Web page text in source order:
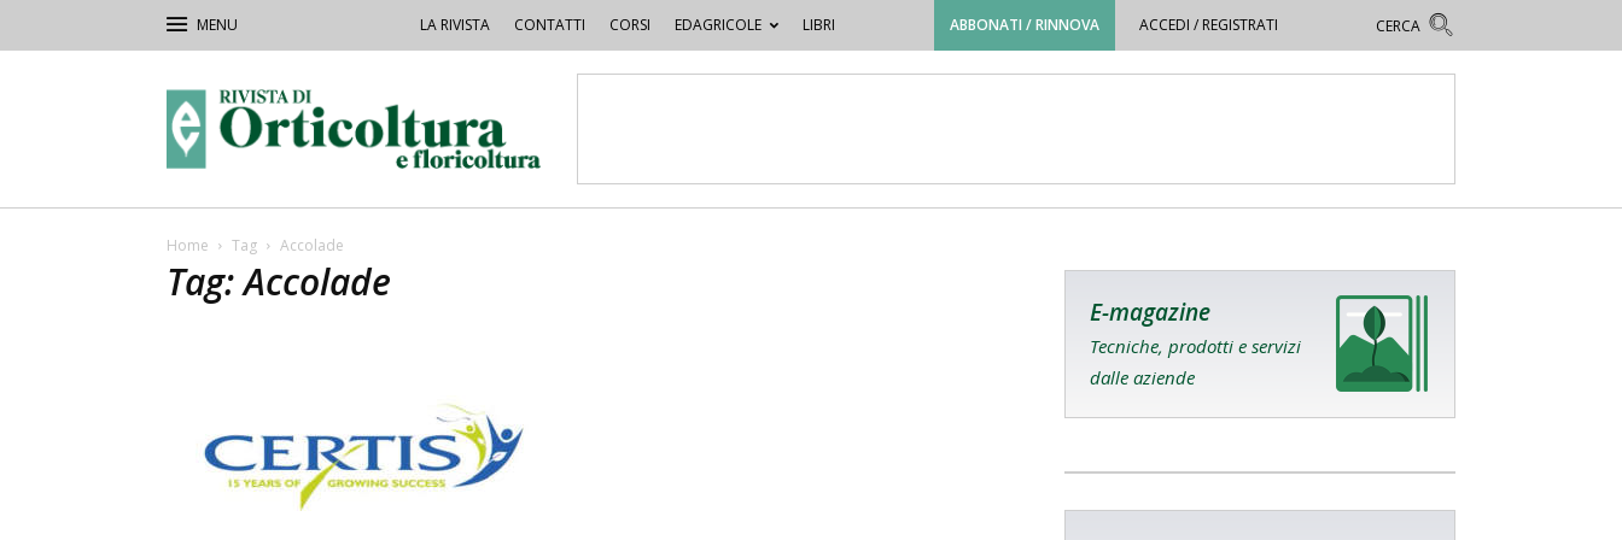
LA RIVISTA CONTATTI CORSI EDAGRICOLE LIBRI ABBONATI / RINNOVA ACCEDI / REGISTRATI
Orticoltura
Home Tag Accolade
Tag: Accolade
E-magazine
Tecniche, prodotti e servizi
dalle aziende